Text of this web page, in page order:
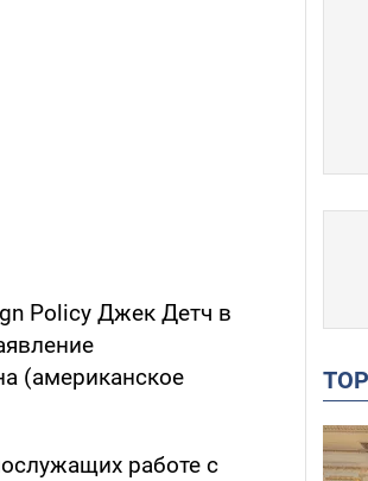
Policy Джек Детч в
(американское
работе с